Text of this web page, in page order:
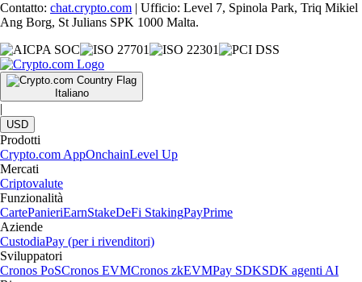
Contatto: chat.crypto.com | Ufficio: Level 7, Spinola Park, Triq Mikiel
Ang Borg, St Julians SPK 1000 Malta.
Italiano
|
USD
Prodotti
Crypto.com AppOnchainLevel Up
Mercati
Criptovalute
Funzionalità
CartePanieriEarnStakeDeFi StakingPayPrime
Aziende
CustodiaPay (per i rivenditori)
Sviluppatori
Cronos PoSCronos EVMCronos zkEVMPay SDKSDK agenti AI